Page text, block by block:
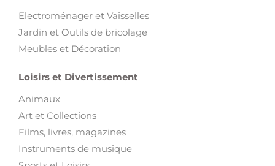
Electroménager et Vaisselles
Jardin et Outils de bricolage
Meubles et Décoration
Loisirs et Divertissement
Animaux
Art et Collections
Films, livres, magazines
Instruments de musique